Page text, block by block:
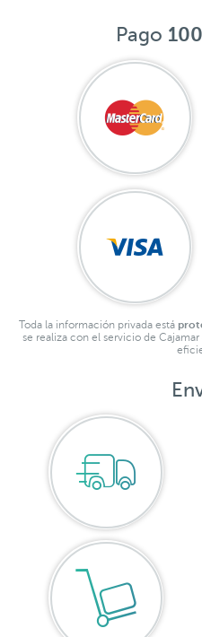
Pago
Toda la información privada está
se realiza con el servicio de